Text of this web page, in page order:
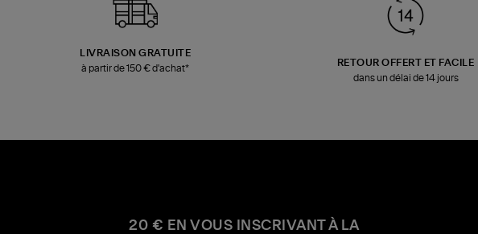
LIVRAISON GRATUITE
à partir de 150 € d'achat*
RETOUR OFFERT ET FACILE
dans un délai de 14 jours
20 € EN VOUS INSCRIVANT À LA